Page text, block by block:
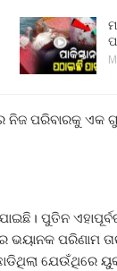
ନିଜ ପରିବାରକୁ ଏକ
ପୁତିନ
ଭୟାନକ ପରିଣାମ
ଯେଉଁଥିରେ